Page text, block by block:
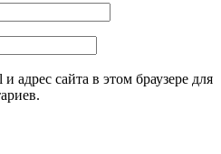
адрес сайта в этом браузере для